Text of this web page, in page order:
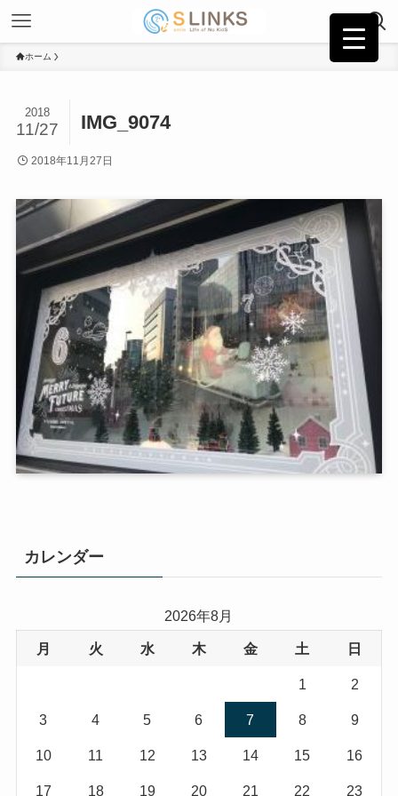
ホーム
IMG_9074
2018
11/27
2018年11月27日
カレンダー
2026年8月
月 火 水 木 金 土 日
1 2
3 4 5 6 7 8 9
10 11 12 13 14 15 16
17 18 19 20 21 22 23